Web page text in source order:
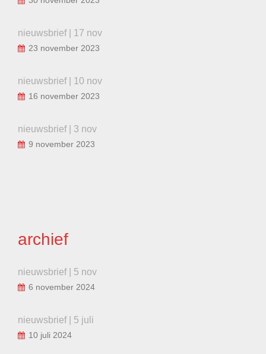
nieuwsbrief | 17 nov
23 november 2023
nieuwsbrief | 10 nov
16 november 2023
nieuwsbrief | 3 nov
9 november 2023
archief
nieuwsbrief | 5 nov
6 november 2024
nieuwsbrief | 5 juli
10 juli 2024